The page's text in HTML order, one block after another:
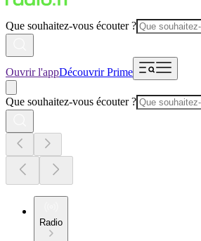
Que souhaitez-vous écouter ?
Ouvrir l'appDécouvrir Prime
Que souhaitez-vous écouter ?
Radio